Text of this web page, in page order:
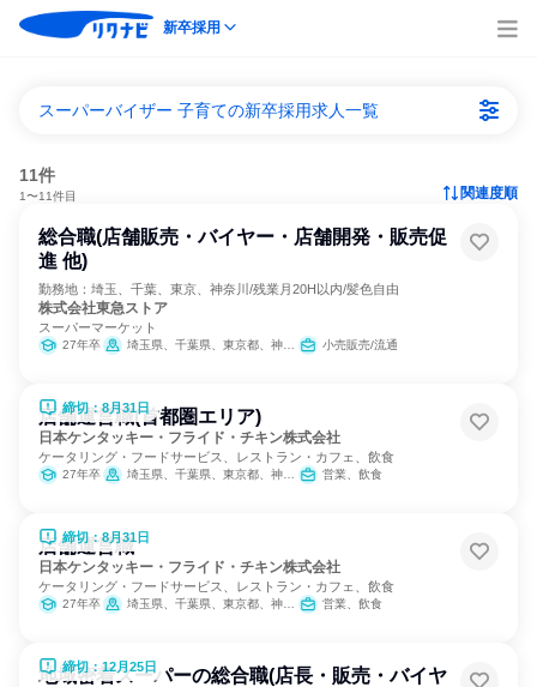
新卒採用
スーパーバイザー 子育ての新卒採用求人一覧
11件
1〜11件目 関連度順
総合職(店舗販売・バイヤー・店舗開発・販売促
進 他)
勤務地：埼玉、千葉、東京、神奈川/残業月20H以内/髪色自由
株式会社東急ストア
スーパーマーケット
27年卒 埼玉県、千葉県、東京都、神奈川県 小売販売/流通
締切：8月31日
店舗運営職(首都圏エリア)
日本ケンタッキー・フライド・チキン株式会社
ケータリング・フードサービス、レストラン・カフェ、飲食
27年卒 埼玉県、千葉県、東京都、神奈川県 営業、飲食
締切：8月31日
店舗運営職
日本ケンタッキー・フライド・チキン株式会社
ケータリング・フードサービス、レストラン・カフェ、飲食
27年卒 埼玉県、千葉県、東京都、神奈川県、愛知県、京都府、大阪府、兵庫県、奈良県 営業、飲食
締切：12月25日
地域密着スーパーの総合職(店長・販売・バイヤ